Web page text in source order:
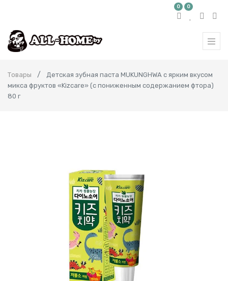
0 0
Товары
Детская зубная паста MUKUNGHWA с ярким вкусом
микса фруктов «Kizcare» (с пониженным содержанием фтора)
80 г